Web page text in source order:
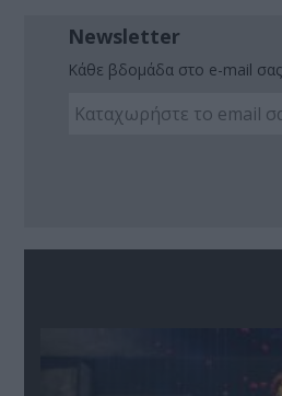
Newsletter
Κάθε βδομάδα στο e-mail σας